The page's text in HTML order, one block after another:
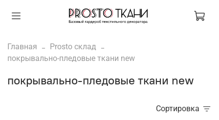
Главная
Prosto склад
покрывально-пледовые ткани new
покрывально-пледовые ткани new
Сортировка